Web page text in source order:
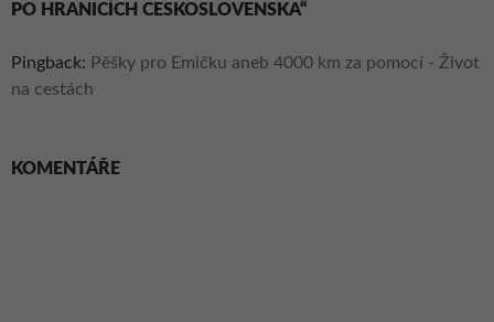
PO HRANICÍCH ČESKOSLOVENSKA“
Pingback: Pěšky pro Emičku aneb 4000 km za pomocí - Život
na cestách
KOMENTÁŘE